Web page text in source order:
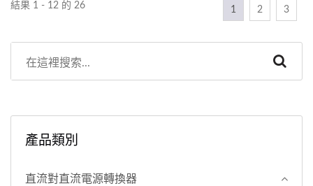
結果 1 - 12 的 26 1 2 3
產品類別
直流對直流電源轉換器